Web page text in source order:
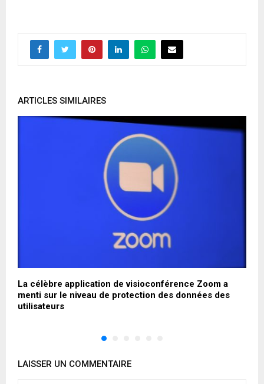
ARTICLES SIMILAIRES
La célèbre application de visioconférence Zoom a
menti sur le niveau de protection des données des
utilisateurs
LAISSER UN COMMENTAIRE